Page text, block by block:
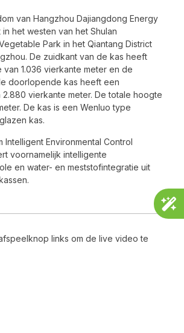
van Hangzhou Dajiangdong Energy
in het westen van het Shulan
Park in het Qiantang District
De zuidkant van de kas heeft
1.036 vierkante meter en de
doorlopende kas heeft een
vierkante meter. De totale hoogte
De kas is een Wenluo type
kas.
Intelligent Environmental Control
voornamelijk intelligente
en water- en meststofintegratie uit
links om de live video te